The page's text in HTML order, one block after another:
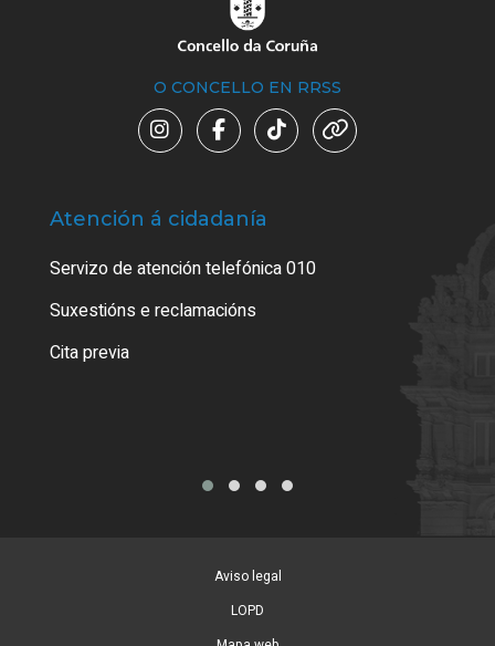
O CONCELLO EN RRSS
Atención á cidadanía
Servizo de atención telefónica 010
Suxestións e reclamacións
Cita previa
Aviso legal
LOPD